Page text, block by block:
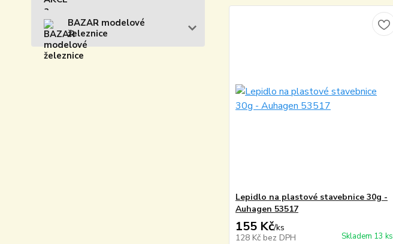
BAZAR modelové
železnice
Lepidlo na plastové stavebnice 30g -
Auhagen 53517
155 Kč/ks
128 Kč bez DPH Skladem 13 ks